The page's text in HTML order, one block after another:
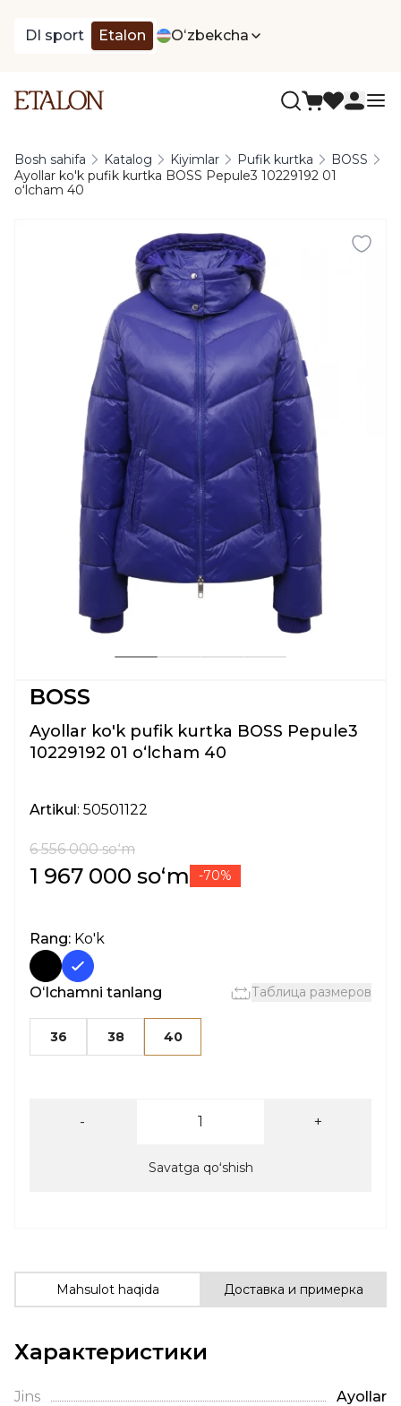
DI sport Etalon Oʻzbekcha
Bosh sahifa Katalog Kiyimlar Pufik kurtka
BOSS
Ayollar ko'k pufik kurtka BOSS Pepule3 10229192 01
oʻlcham 40
BOSS
Ayollar ko'k pufik kurtka BOSS Pepule3
10229192 01 oʻlcham 40
Artikul: 50501122
6 556 000 soʻm
1 967 000 soʻm -70%
Rang: Ko'k
Oʻlchamni tanlang Таблица размеров
36 38 40
- +
Savatga qoʻshish
Mahsulot haqida Доставка и примерка
Характеристики
Jins Ayollar